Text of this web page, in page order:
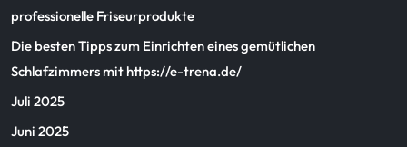
professionelle Friseurprodukte
Die besten Tipps zum Einrichten eines gemütlichen
Schlafzimmers mit https://e-trena.de/
Juli 2025
Juni 2025